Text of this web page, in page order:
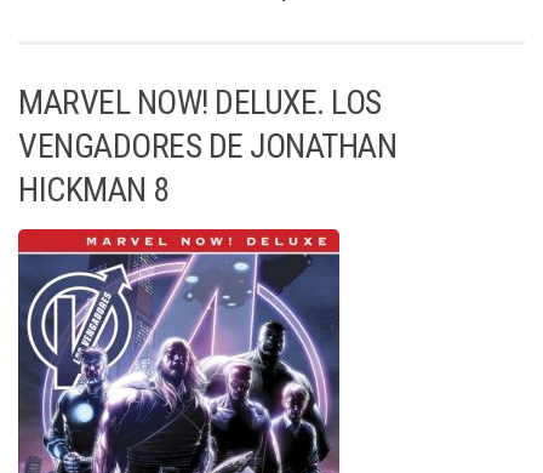
MARVEL NOW! DELUXE. LOS
VENGADORES DE JONATHAN
HICKMAN 8